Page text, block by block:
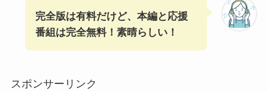
完全版は有料だけど、本編と応援
番組は完全無料！素晴らしい！
スポンサーリンク